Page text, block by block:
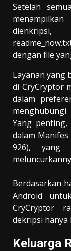
Setelah
dienkripsi,
dengan file
Layanan yang
di CryCryptor
dalam
menghubungi
Yang
dalam Manifes
926), yang
Berdasarkan
Android
CryCryptor
dekripsi hanya
Keluarga